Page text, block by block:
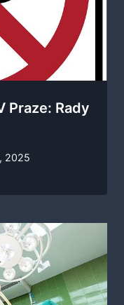
Praze: Rady
2025